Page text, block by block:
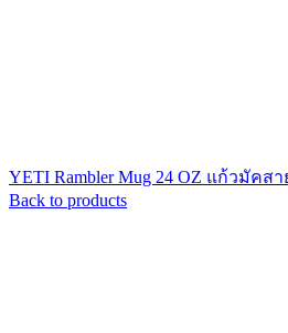
YETI Rambler Mug 24 OZ แก้วมัคสา
Back to products